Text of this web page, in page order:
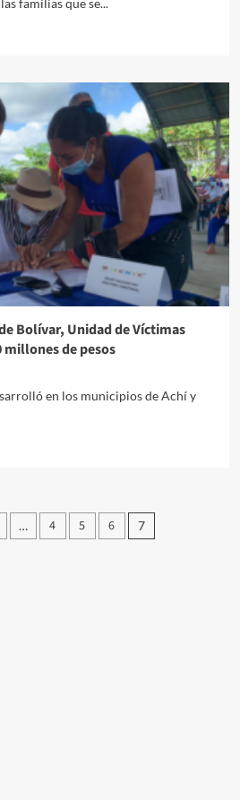
familias que se...
Bolívar, Unidad de Víctimas
millones de pesos
en los municipios de Achí y
… 4 5 6 7